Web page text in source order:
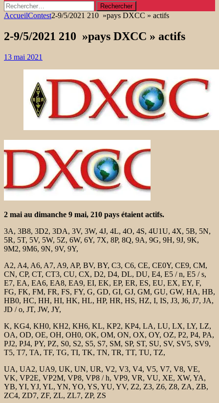
Rechercher :
AccueilContest2-9/5/2021 210 »pays DXCC » actifs
2-9/5/2021 210 »pays DXCC » actifs
13 mai 2021
2 mai au dimanche 9 mai, 210 pays étaient actifs.
3A, 3B8, 3D2, 3DA, 3V, 3W, 4J, 4L, 4O, 4S, 4U1U, 4X, 5B, 5N,
5R, 5T, 5V, 5W, 5Z, 6W, 6Y, 7X, 8P, 8Q, 9A, 9G, 9H, 9J, 9K,
9M2, 9M6, 9N, 9V, 9Y,
A2, A4, A6, A7, A9, AP, BV, BY, C3, C6, CE, CE0Y, CE9, CM,
CN, CP, CT, CT3, CU, CX, D2, D4, DL, DU, E4, E5 / n, E5 / s,
E7, EA, EA6, EA8, EA9, EI, EK, EP, ER, ES, EU, EX, EY, F,
FG, FK, FM, FR, FS, FY, G, GD, GI, GJ, GM, GU, GW, HA, HB,
HB0, HC, HH, HI, HK, HL, HP, HR, HS, HZ, I, IS, J3, J6, J7, JA,
JD / o, JT, JW, JY,
K, KG4, KH0, KH2, KH6, KL, KP2, KP4, LA, LU, LX, LY, LZ,
OA, OD, OE, OH, OH0, OK, OM, ON, OX, OY, OZ, P2, P4, PA,
PJ2, PJ4, PY, PZ, S0, S2, S5, S7, SM, SP, ST, SU, SV, SV5, SV9,
T5, T7, TA, TF, TG, TI, TK, TN, TR, TT, TU, TZ,
UA, UA2, UA9, UK, UN, UR, V2, V3, V4, V5, V7, V8, VE,
VK, VP2E, VP2M, VP8, VP8 / h, VP9, ​​VR, VU, XE, XW, YA,
YB, YI, YJ, YL, YN, YO, YS, YU, YV, Z2, Z3, Z6, Z8, ZA, ZB,
ZC4, ZD7, ZF, ZL, ZL7, ZP, ZS